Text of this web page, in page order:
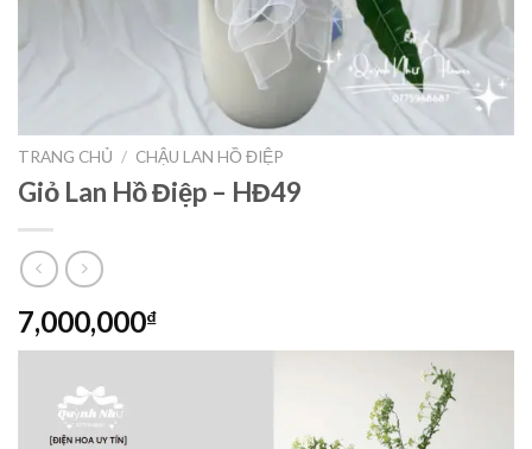
TRANG CHỦ / CHẬU LAN HỒ ĐIỆP
Giỏ Lan Hồ Điệp – HĐ49
7,000,000₫